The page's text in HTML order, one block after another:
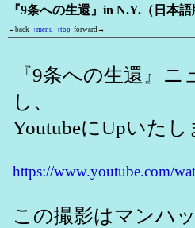
『9条への生還』in N.Y.（日本語
←back ↑menu ↑top forward→
『9条への生還』
し、
YoutubeにUpいたし
https://www.youtube.com/
この撮影はマンハ